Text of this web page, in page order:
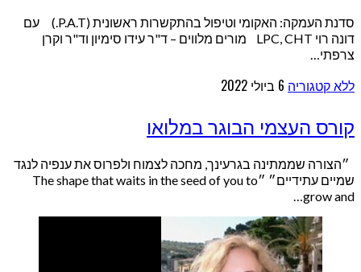
סדנת העמקה: האקומי וטיפול בהתקשרות ראשונית (P.A.T.) עם
דונה רוי LPC, CHT מורים מלווים – ד"ר עידו סימיון וד"ר וקרן
צרפתי…
ללא קטגוריה 6 ביולי 2022
קורס העצמי הבוגר במלואו
״הצורה שממתינה בגרעינך, מחכה לצמוח ולפרוס את ענפיה לנגד
שמיים עתידיים״ ״The shape that waits in the seed of you to
grow and…